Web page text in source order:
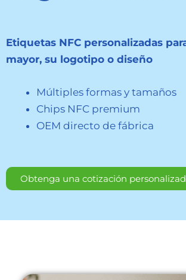
Etiquetas NFC personalizadas
mayor, su logotipo o diseño
Múltiples formas y tamaños
Chips NFC premium
OEM directo de fábrica
Obtenga una cotización